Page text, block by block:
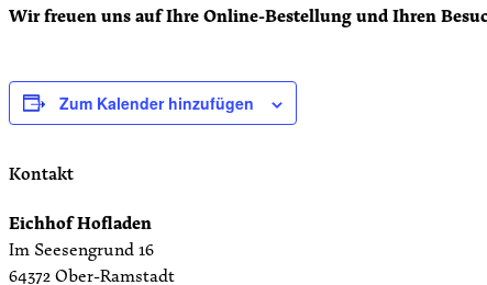
Wir freuen uns auf Ihre Online-Bestellung und Ihren
Zum Kalender hinzufügen
Kontakt
Eichhof Hofladen
Im Seesengrund 16
64372 Ober-Ramstadt